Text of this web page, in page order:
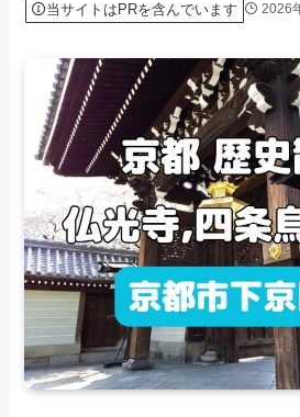
当サイトはPRを含んでいます 2026